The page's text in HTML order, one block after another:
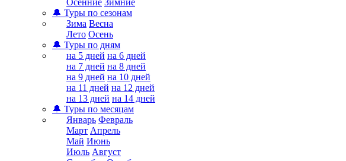
Осенние Зимние
🔔 Туры по сезонам
Зима Весна
Лето Осень
🔔 Туры по дням
на 5 дней на 6 дней
на 7 дней на 8 дней
на 9 дней на 10 дней
на 11 дней на 12 дней
на 13 дней на 14 дней
🔔 Туры по месяцам
Январь Февраль
Март Апрель
Май Июнь
Июль Август